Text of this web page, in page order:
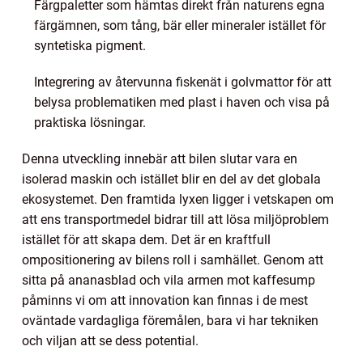
Färgpaletter som hämtas direkt från naturens egna
färgämnen, som tång, bär eller mineraler istället för
syntetiska pigment.
Integrering av återvunna fiskenät i golvmattor för att
belysa problematiken med plast i haven och visa på
praktiska lösningar.
Denna utveckling innebär att bilen slutar vara en
isolerad maskin och istället blir en del av det globala
ekosystemet. Den framtida lyxen ligger i vetskapen om
att ens transportmedel bidrar till att lösa miljöproblem
istället för att skapa dem. Det är en kraftfull
ompositionering av bilens roll i samhället. Genom att
sitta på ananasblad och vila armen mot kaffesump
påminns vi om att innovation kan finnas i de mest
oväntade vardagliga föremålen, bara vi har tekniken
och viljan att se dess potential.